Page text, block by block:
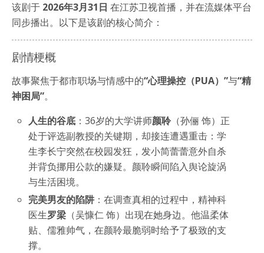
该剧于 2026年3月31日 在江苏卫视首播，并在流媒体平台
同步播出。以下是该剧的核心简介：
剧情梗概
故事聚焦于都市职场与情感中的“心理操控（PUA）”与“精
神困局”。
人生的谷底 ：36岁的大学讲师颜聆 （孙俪 饰）正
处于评选副教授的关键期，却接连遭遇重击：学
生李长宁突然在校园发狂，发小简蕾蕾意外自杀
并背负挪用公款的嫌疑。颜聆瞬间陷入舆论旋涡
与生活困境。
完美男友的陷阱 ：在调查真相的过程中，精神科
医生罗梁 （吴慷仁 饰）出现在她身边。他温柔体
贴、儒雅帅气，在颜聆最脆弱时给予了极致的支
撑。